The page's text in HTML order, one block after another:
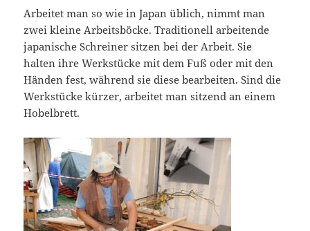
Arbeitet man so wie in Japan üblich, nimmt man
zwei kleine Arbeitsböcke. Traditionell arbeitende
japanische Schreiner sitzen bei der Arbeit. Sie
halten ihre Werkstücke mit dem Fuß oder mit den
Händen fest, während sie diese bearbeiten. Sind die
Werkstücke kürzer, arbeitet man sitzend an einem
Hobelbrett.